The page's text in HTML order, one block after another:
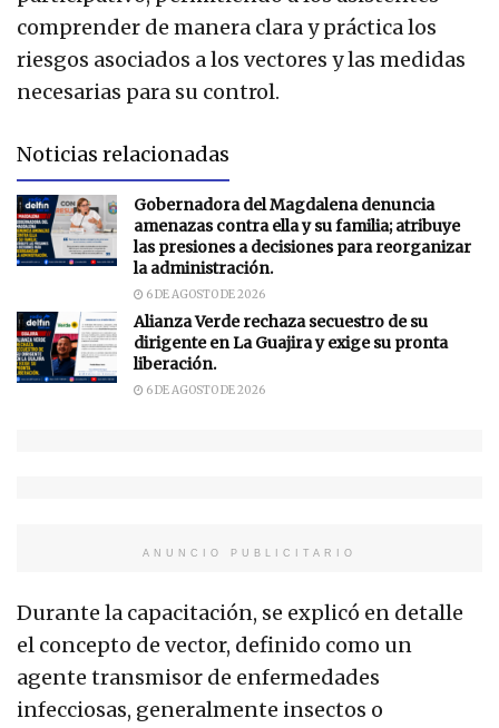
comprender de manera clara y práctica los
riesgos asociados a los vectores y las medidas
necesarias para su control.
Noticias relacionadas
Gobernadora del Magdalena denuncia
amenazas contra ella y su familia; atribuye
las presiones a decisiones para reorganizar
la administración.
6 DE AGOSTO DE 2026
Alianza Verde rechaza secuestro de su
dirigente en La Guajira y exige su pronta
liberación.
6 DE AGOSTO DE 2026
ANUNCIO PUBLICITARIO
Durante la capacitación, se explicó en detalle
el concepto de vector, definido como un
agente transmisor de enfermedades
infecciosas, generalmente insectos o